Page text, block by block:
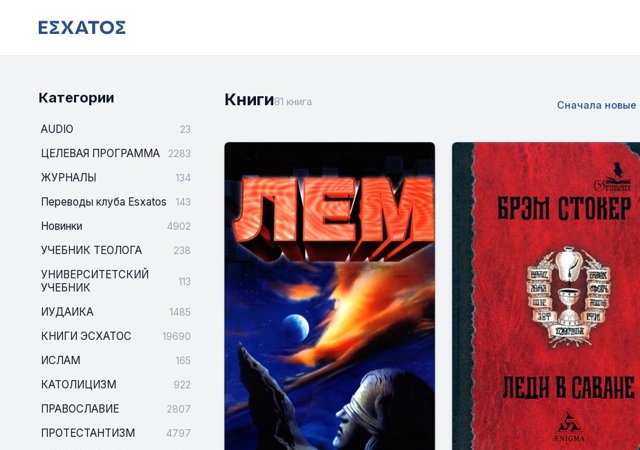
Категории
AUDIO 23
ЦЕЛЕВАЯ ПРОГРАММА 2283
ЖУРНАЛЫ 134
Переводы клуба Esxatos 143
Новинки 4902
УЧЕБНИК ТЕОЛОГА 238
УНИВЕРСИТЕТСКИЙ
УЧЕБНИК
113
ИУДАИКА 1485
КНИГИ ЭСХАТОС 19690
ИСЛАМ 165
КАТОЛИЦИЗМ 922
ПРАВОСЛАВИЕ 2807
ПРОТЕСТАНТИЗМ 4797
Книги81 книга Сначала новые